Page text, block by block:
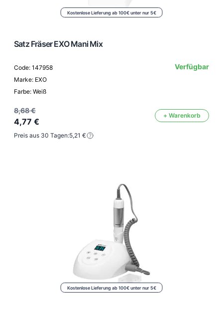
Kostenlose Lieferung ab 100€ unter nur 5€
Satz Fräser EXO Mani Mix
Code: 147958
Marke: EXO
Farbe: Weiß
Verfügbar
8,68 €
4,77 €
+ Warenkorb
Preis aus 30 Tagen:5,21 €
Kostenlose Lieferung ab 100€ unter nur 5€